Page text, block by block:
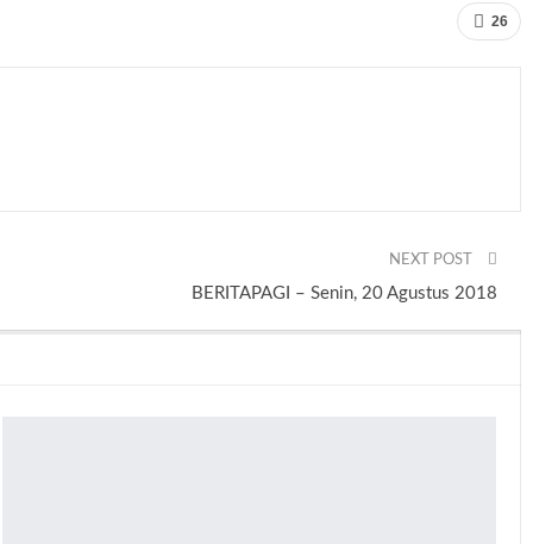
26
NEXT POST
BERITAPAGI – Senin, 20 Agustus 2018